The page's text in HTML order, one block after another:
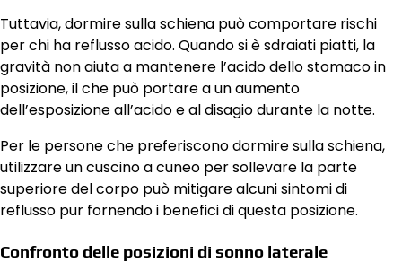
Tuttavia, dormire sulla schiena può comportare rischi
per chi ha reflusso acido. Quando si è sdraiati piatti, la
gravità non aiuta a mantenere l’acido dello stomaco in
posizione, il che può portare a un aumento
dell’esposizione all’acido e al disagio durante la notte.
Per le persone che preferiscono dormire sulla schiena,
utilizzare un cuscino a cuneo per sollevare la parte
superiore del corpo può mitigare alcuni sintomi di
reflusso pur fornendo i benefici di questa posizione.
Confronto delle posizioni di sonno laterale